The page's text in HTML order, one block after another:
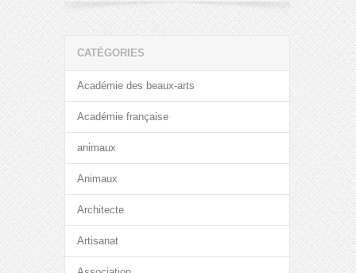
CATÉGORIES
Académie des beaux-arts
Académie française
animaux
Animaux
Architecte
Artisanat